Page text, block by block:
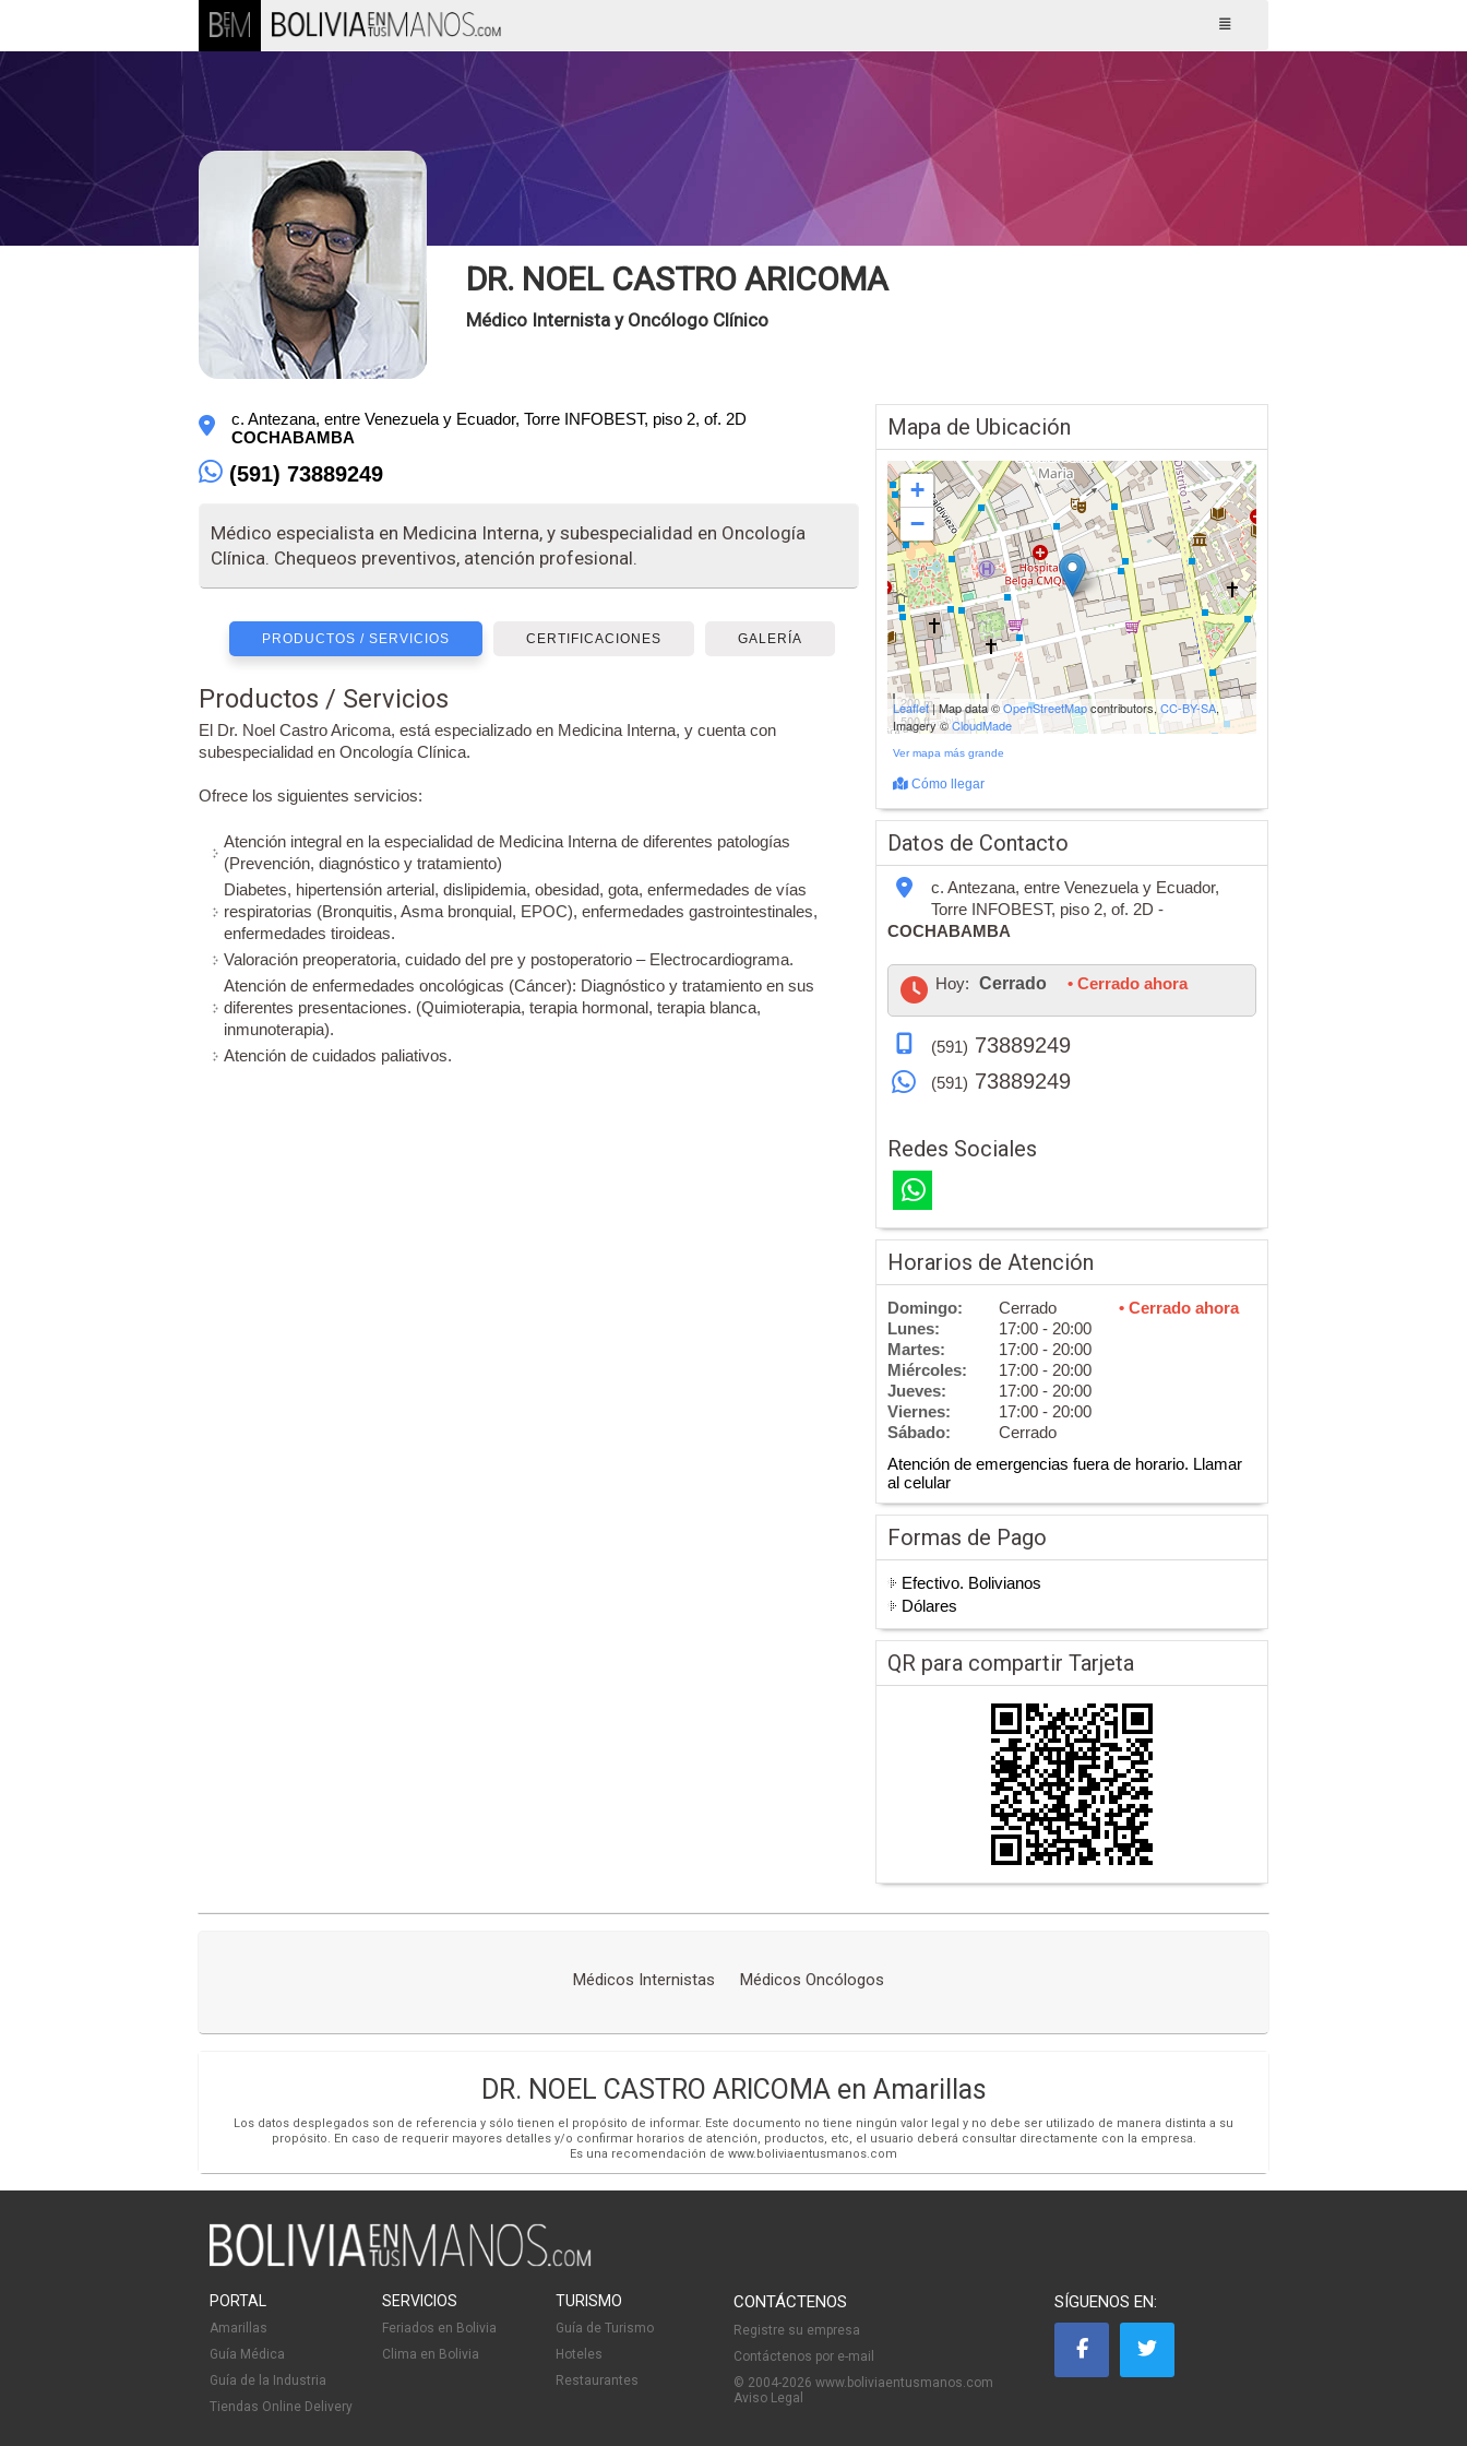
DR. NOEL CASTRO ARICOMA
Médico Internista y Oncólogo Clínico
c. Antezana, entre Venezuela y Ecuador, Torre INFOBEST, piso 2, of. 2D
COCHABAMBA
(591) 73889249
Médico especialista en Medicina Interna, y subespecialidad en Oncología
Clínica. Chequeos preventivos, atención profesional.
PRODUCTOS / SERVICIOS CERTIFICACIONES GALERÍA
Productos / Servicios
El Dr. Noel Castro Aricoma, está especializado en Medicina Interna, y cuenta con
subespecialidad en Oncología Clínica.
Ofrece los siguientes servicios:
Atención integral en la especialidad de Medicina Interna de diferentes patologías
(Prevención, diagnóstico y tratamiento)
Diabetes, hipertensión arterial, dislipidemia, obesidad, gota, enfermedades de vías
respiratorias (Bronquitis, Asma bronquial, EPOC), enfermedades gastrointestinales,
enfermedades tiroideas.
Valoración preoperatoria, cuidado del pre y postoperatorio – Electrocardiograma.
Atención de enfermedades oncológicas (Cáncer): Diagnóstico y tratamiento en sus
diferentes presentaciones. (Quimioterapia, terapia hormonal, terapia blanca,
inmunoterapia).
Atención de cuidados paliativos.
Mapa de Ubicación
+
−
200 m
500 ft
Leaflet| Map data ©OpenStreetMapcontributors,CC-BY-SA,
Imagery ©CloudMade
Ver mapa más grande
Cómo llegar
Datos de Contacto
c. Antezana, entre Venezuela y Ecuador,
Torre INFOBEST, piso 2, of. 2D -
COCHABAMBA
Hoy: Cerrado • Cerrado ahora
(591) 73889249
(591) 73889249
Redes Sociales
Horarios de Atención
Domingo: Cerrado
• Cerrado ahora
Lunes:
17:00 - 20:00
Martes:
17:00 - 20:00
Miércoles:
17:00 - 20:00
Jueves:
17:00 - 20:00
Viernes:
17:00 - 20:00
Sábado:
Cerrado
Atención de emergencias fuera de horario. Llamar
al celular
Formas de Pago
Efectivo. Bolivianos
Dólares
QR para compartir Tarjeta
Médicos Internistas Médicos Oncólogos
DR. NOEL CASTRO ARICOMA en Amarillas
Los datos desplegados son de referencia y sólo tienen el propósito de informar. Este documento no tiene ningún valor legal y no debe ser utilizado de manera distinta a su
propósito. En caso de requerir mayores detalles y/o confirmar horarios de atención, productos, etc, el usuario deberá consultar directamente con la empresa.
Es una recomendación de www.boliviaentusmanos.com
PORTAL
Amarillas
Guía Médica
Guía de la Industria
Tiendas Online Delivery
SERVICIOS
Feriados en Bolivia
Clima en Bolivia
TURISMO
Guía de Turismo
Hoteles
Restaurantes
CONTÁCTENOS
Registre su empresa
Contáctenos por e-mail
© 2004-2026 www.boliviaentusmanos.com
Aviso Legal
SÍGUENOS EN: